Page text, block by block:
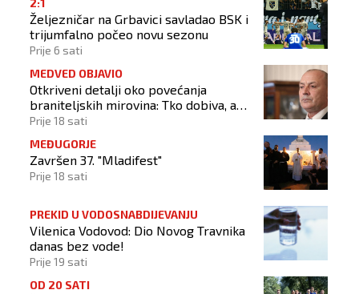
2:1
Željezničar na Grbavici savladao BSK i
trijumfalno počeo novu sezonu
Prije 6 sati
MEDVED OBJAVIO
Otkriveni detalji oko povećanja
braniteljskih mirovina: Tko dobiva, a
tko ne
Prije 18 sati
MEĐUGORJE
Završen 37. "Mladifest"
Prije 18 sati
PREKID U VODOSNABDIJEVANJU
Vilenica Vodovod: Dio Novog Travnika
danas bez vode!
Prije 19 sati
OD 20 SATI